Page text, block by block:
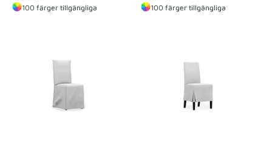
100 färger tillgängliga 100 färger tillgängliga